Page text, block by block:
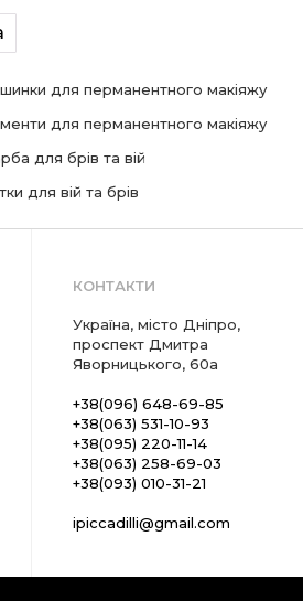
для перманентного макіяжу
для перманентного макіяжу
для брів та вій
для вій та брів
КОНТАКТИ
Україна, місто Дніпро,
проспект Дмитра
Яворницького, 60а
+38(096) 648-69-85
+38(063) 531-10-93
+38(095) 220-11-14
+38(063) 258-69-03
+38(093) 010-31-21
ipiccadilli@gmail.com